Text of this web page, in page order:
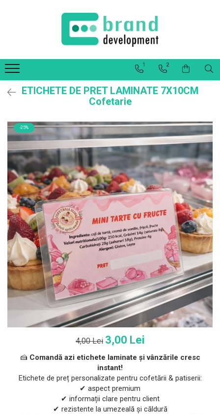
Office Elixir Capsule
1 2
ETICHETE DE PRET LAMINATE 7X10CM
Cofetarie
-25%
4,00 Lei 3,00 Lei
🍰 Comandă azi etichete laminate și vânzările cresc
instant!
Etichete de preț personalizate pentru cofetării & patiserii:
✔ aspect premium
✔ informații clare pentru client
✔ rezistente la umezeală și căldură